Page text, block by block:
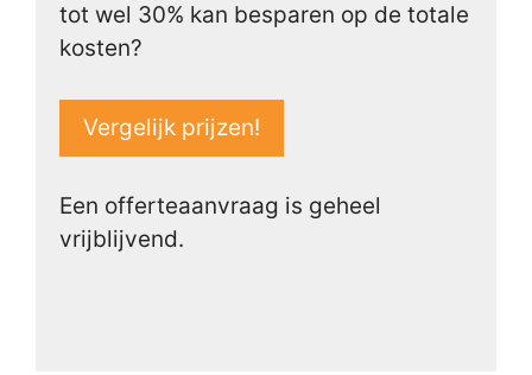
tot wel 30% kan besparen op de totale
kosten?
Vergelijk prijzen!
Een offerteaanvraag is geheel
vrijblijvend.